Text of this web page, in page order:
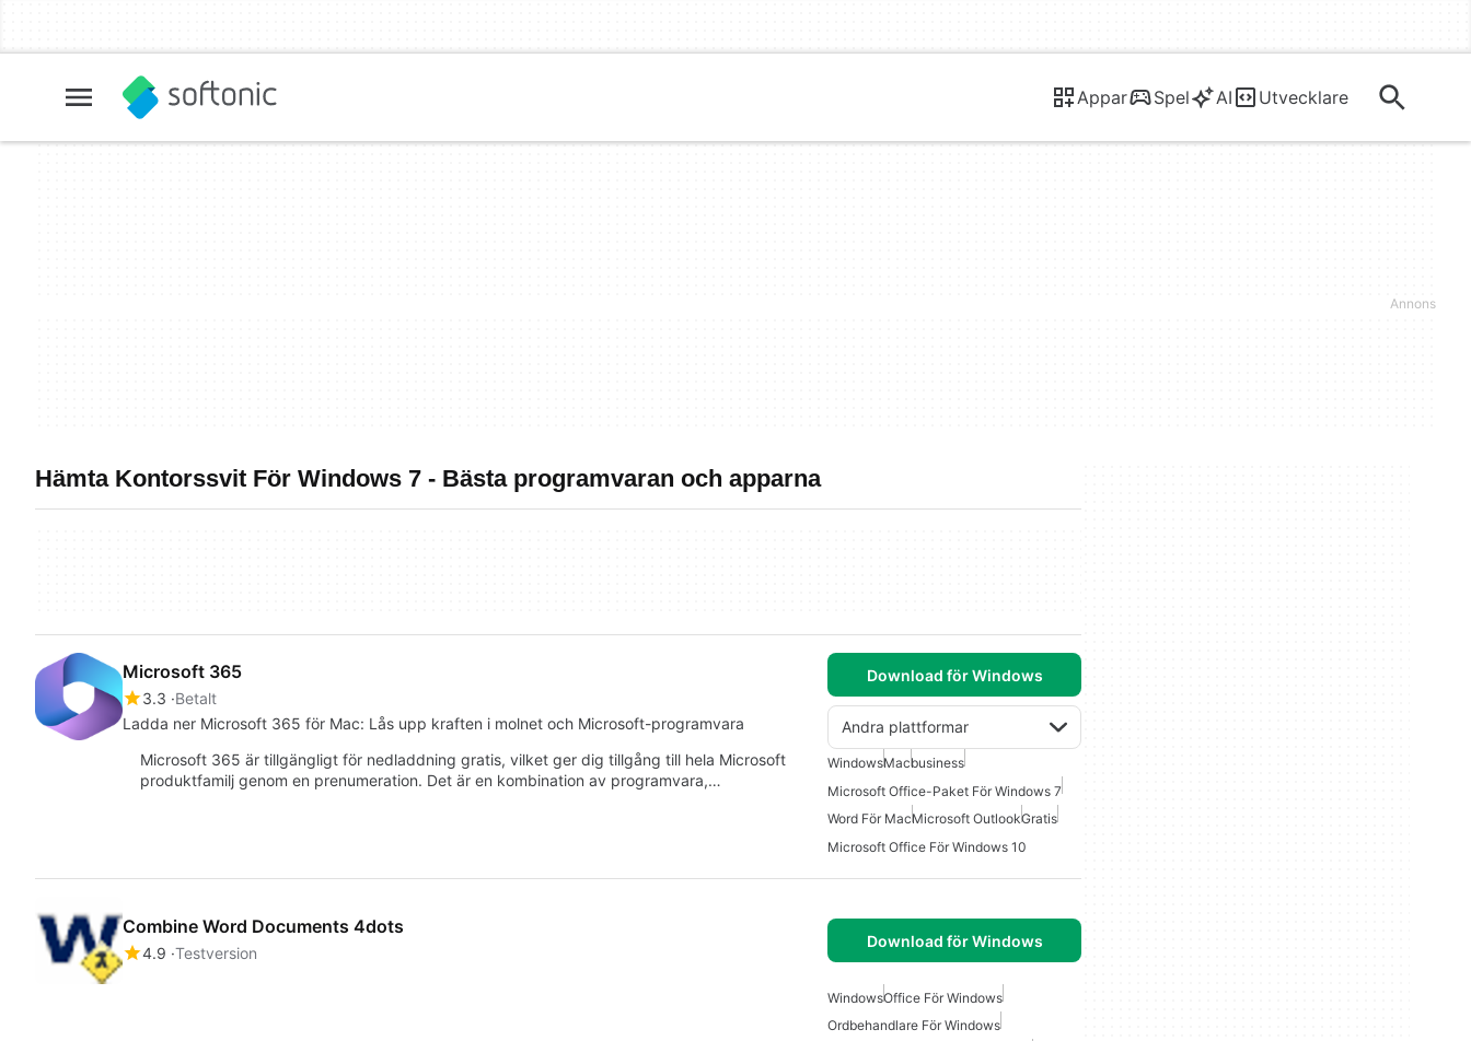
Appar Spel AI Utvecklare
Hämta Kontorssvit För Windows 7 - Bästa programvaran och apparna
Microsoft 365
3.3 Betalt
Ladda ner Microsoft 365 för Mac: Lås upp kraften i molnet och Microsoft-programvara
Download för Windows
Andra plattformar
Microsoft 365 är tillgängligt för nedladdning gratis, vilket ger dig tillgång till hela Microsoft
produktfamilj genom en prenumeration. Det är en kombination av programvara,…
WindowsMacbusiness
Microsoft Office-Paket För Windows 7
Word För MacMicrosoft OutlookGratis
Microsoft Office För Windows 10
Combine Word Documents 4dots
4.9 Testversion
Download för Windows
WindowsOffice För Windows
Ordbehandlare För Windows